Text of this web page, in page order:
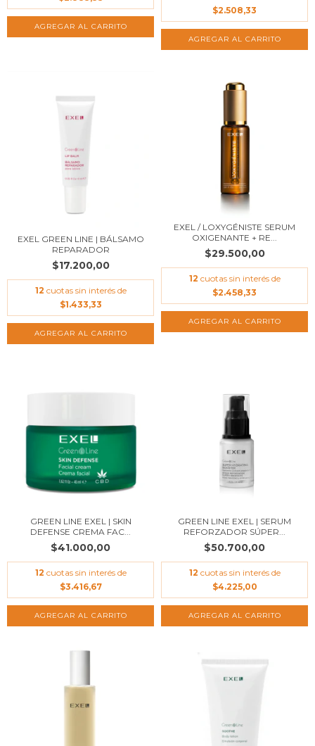
$2.508,33
EXEL GREEN LINE | BÁLSAMO
REPARADOR
$17.200,00
12 cuotas sin interés de
$1.433,33
EXEL / LOXYGÉNISTE SERUM
OXIGENANTE + RE...
$29.500,00
12 cuotas sin interés de
$2.458,33
GREEN LINE EXEL | SKIN
DEFENSE CREMA FAC...
$41.000,00
12 cuotas sin interés de
$3.416,67
GREEN LINE EXEL | SERUM
REFORZADOR SÚPER...
$50.700,00
12 cuotas sin interés de
$4.225,00